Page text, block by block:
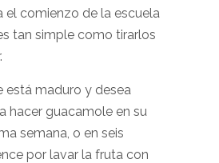
el comienzo de la escuela
tan simple como tirarlos
está maduro y desea
hacer guacamole en su
semana, o en seis
por lavar la fruta con